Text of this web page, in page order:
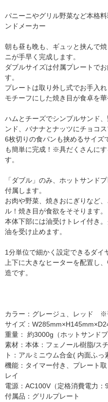
パニーニやグリル野菜など本格
ンドメーカー
朝も昼も晩も、ギュッと挟んで
ニが手早く完成します。
ダブルサイズは付属プレートで
す。
プレートは取り外し式でお手入
モチーフにした焼き目が食卓を華
ハムとチーズでシンプルサンド
ンド、バナナとナッツにチョコ
6枚切りの食パンも挟めるサイズ
も簡単に完成！※具だくさんに
す。
「ダブル」のみ、ホットサンド
付属します。
お肉や野菜、焼きおにぎりなど
ル！焼き目が食欲をそそります。
本体下部には油受けトレイ付き
油を受け止めます。
1分単位で細かく設定できるダイ
上下に大きなヒーターを配置し
造です。
カラー：グレージュ、レッド ※
サイズ：
重量： 約3000g（ホットサンドプ
素材：本体：フェノール樹脂/ス
ト：アルミニウム合金( 内面ふっ
機能：タイマー付き、プレート
レイ
電源：AC100V（定格消費電力：
付属品：グリルプレート